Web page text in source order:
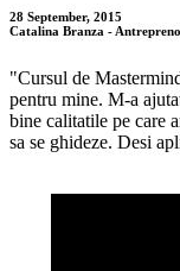
28 September, 2015
Catalina Branza -
"Cursul de
pentru mine. M-a
bine calitatile pe care
sa se ghideze. Desi